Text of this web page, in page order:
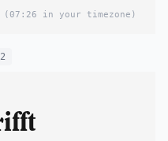
(07:26 in your timezone)